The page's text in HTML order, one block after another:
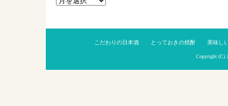
こだわりの日本酒 とっておきの焼酎 美味し
Copyright (C)